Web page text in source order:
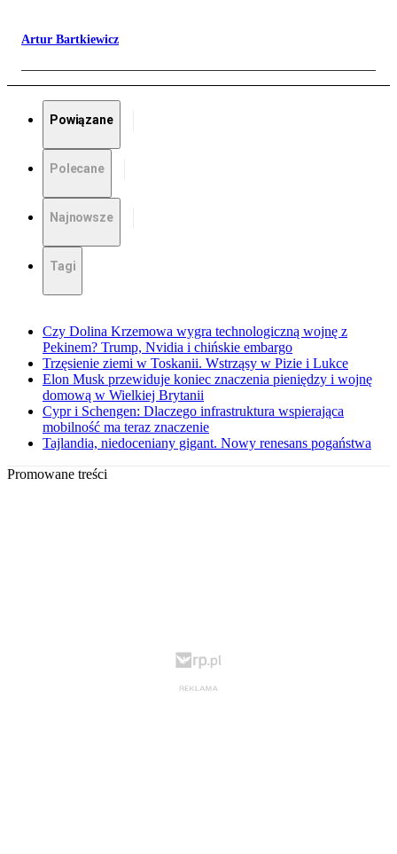
Artur Bartkiewicz
Powiązane
Polecane
Najnowsze
Tagi
Czy Dolina Krzemowa wygra technologiczną wojnę z
Pekinem? Trump, Nvidia i chińskie embargo
Trzęsienie ziemi w Toskanii. Wstrząsy w Pizie i Lukce
Elon Musk przewiduje koniec znaczenia pieniędzy i wojnę
domową w Wielkiej Brytanii
Cypr i Schengen: Dlaczego infrastruktura wspierająca
mobilność ma teraz znaczenie
Tajlandia, niedoceniany gigant. Nowy renesans pogaństwa
Promowane treści